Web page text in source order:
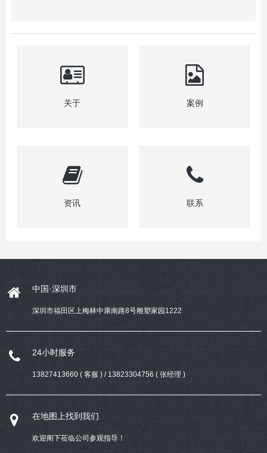
关于 案例
资讯 联系
中国·深圳市
深圳市福田区上梅林中康南路8号雕塑家园1222
24小时服务
13827413660 ( 客服 ) / 13823304756 ( 张经理 )
在地图上找到我们
欢迎阁下莅临公司参观指导！